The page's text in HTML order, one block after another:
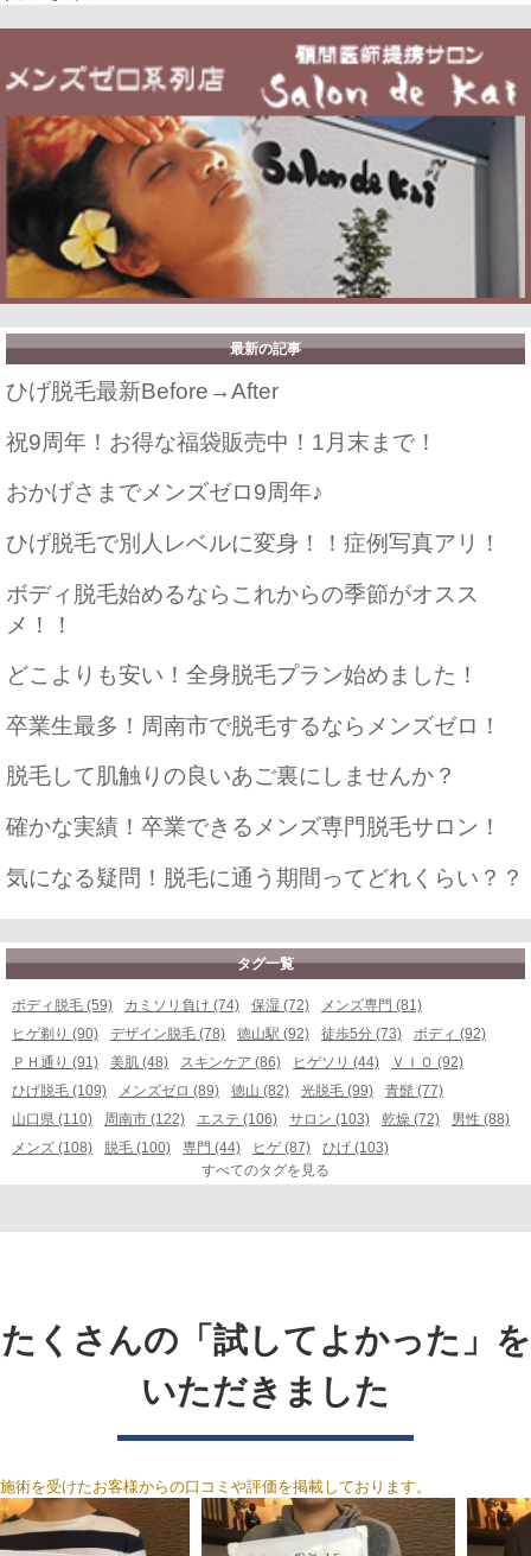
最新の記事
ひげ脱毛最新Before→After
祝9周年！お得な福袋販売中！1月末まで！
おかげさまでメンズゼロ9周年♪
ひげ脱毛で別人レベルに変身！！症例写真アリ！
ボディ脱毛始めるならこれからの季節がオスス
メ！！
どこよりも安い！全身脱毛プラン始めました！
卒業生最多！周南市で脱毛するならメンズゼロ！
脱毛して肌触りの良いあご裏にしませんか？
確かな実績！卒業できるメンズ専門脱毛サロン！
気になる疑問！脱毛に通う期間ってどれくらい？？
タグ一覧
ボディ脱毛 (59) カミソリ負け (74) 保湿 (72)
メンズ専門 (81)
ヒゲ剃り (90)
デザイン脱毛 (78) 徳山駅 (92) 徒歩5分 (73)
ボディ (92)
ＰＨ通り (91)
美肌 (48) スキンケア (86) ヒゲソリ (44)
ＶＩＯ (92)
ひげ脱毛 (109)
メンズゼロ (89) 徳山 (82) 光脱毛 (99)
青髭 (77)
山口県 (110)
周南市 (122) エステ (106) サロン (103) 乾燥 (72)
男性 (88)
メンズ (108)
脱毛 (100) 専門 (44) ヒゲ (87)
ひげ (103)
すべてのタグを見る
たくさんの「試してよかった」を
いただきました
施術を受けたお客様からの口コミや評価を掲載しております。